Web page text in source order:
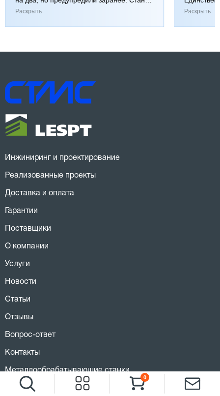
0
работает хорошо, к качеству вопросов нет.
Раскрыть Раскрыть
Инжиниринг и проектирование
Реализованные проекты
Доставка и оплата
Гарантии
Поставщики
О компании
Услуги
Новости
Статьи
Отзывы
Вопрос-ответ
Контакты
Металлообрабатывающие станки
Деревообрабатывающее оборудование